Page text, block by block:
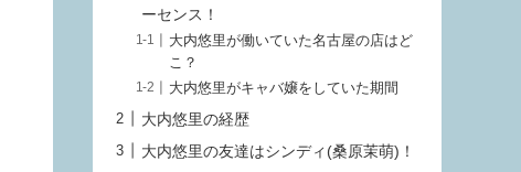
ーセンス！
大内悠里が働いていた名古屋の店はど
こ？
大内悠里がキャバ嬢をしていた期間
大内悠里の経歴
大内悠里の友達はシンディ(桑原茉萌)！